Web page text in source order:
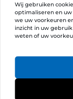
Wij gebruiken
optimaliseren en
we uw voorkeuren
inzicht in uw
weten of uw